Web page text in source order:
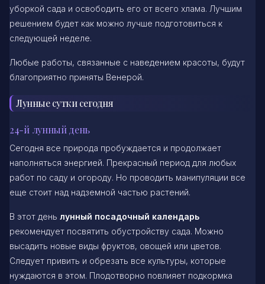
уборкой сада и освободить его от всего хлама. Лучшим
решением будет как можно лучше подготовиться к
следующей неделе.
Любые работы, связанные с наведением красоты, будут
благоприятно приняты Венерой.
Лунные сутки сегодня
24-й лунный день
Сегодня все природа пробуждается и продолжает
наполняться энергией. Прекрасный период для любых
работ по саду и огороду. Но проводить манипуляции все
еще стоит над надземной частью растений.
В этот день лунный посадочный календарь
рекомендует посвятить обустройству сада. Можно
высадить новые виды фруктов, овощей или цветов.
Следует привить и обрезать все культуры, которые
нуждаются в этом. Плодотворно повлияет подкормка